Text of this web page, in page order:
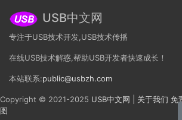
USB中文网
专注于USB技术开发,USB技术传播
在线USB技术解惑,帮助USB开发者快速成长！
本站联系:public@usbzh.com
Copyright © 2021-2025 USB中文网 关于我们 免
图